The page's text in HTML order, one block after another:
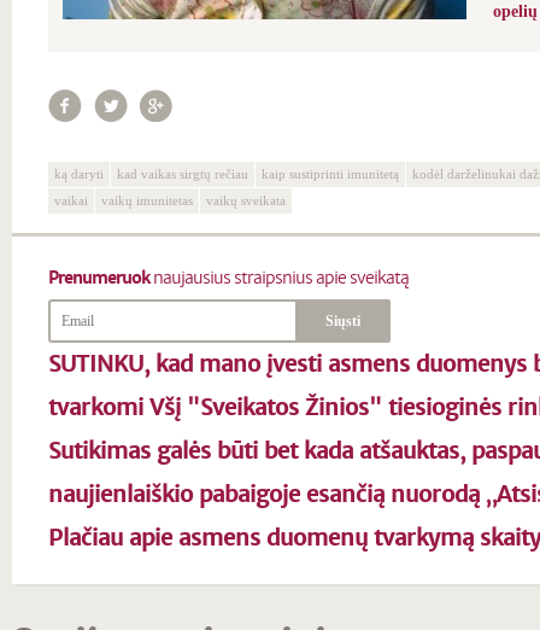
ką daryti kad vaikas sirgtų rečiau kaip sustiprinti imunitetą
kodėl darželinukai
vaikai
vaikų imunitetas vaikų sveikata
Prenumeruoknaujausius straipsnius apie sveikatą
SUTINKU, kad mano įvesti asmens
tvarkomi Všį "Sveikatos Žinios" tiesioginės
Sutikimas galės būti bet kada atšauktas,
naujienlaiškio pabaigoje esančią nuorodą
Plačiau apie asmens duomenų tvarkymą